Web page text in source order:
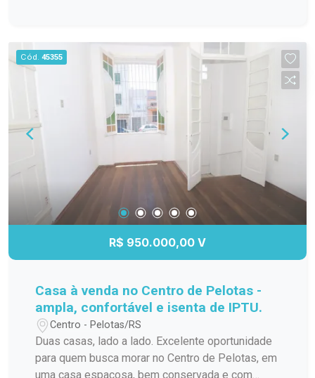
XXXX-XXXX ou pelo e-mail
Cód. 45355
R$ 950.000,00 V
Casa à venda no Centro de Pelotas -
ampla, confortável e isenta de IPTU.
Centro - Pelotas/RS
Duas casas, lado a lado. Excelente oportunidade
para quem busca morar no Centro de Pelotas, em
uma casa espaçosa, bem conservada e com